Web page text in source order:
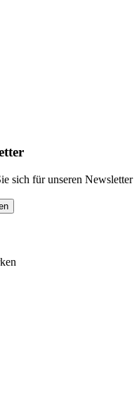
sich für unseren Newsletter